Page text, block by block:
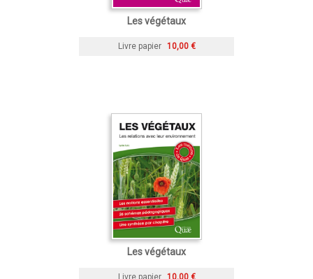
Les végétaux
Livre papier 10,00 €
Les végétaux
Livre papier 10,00 €